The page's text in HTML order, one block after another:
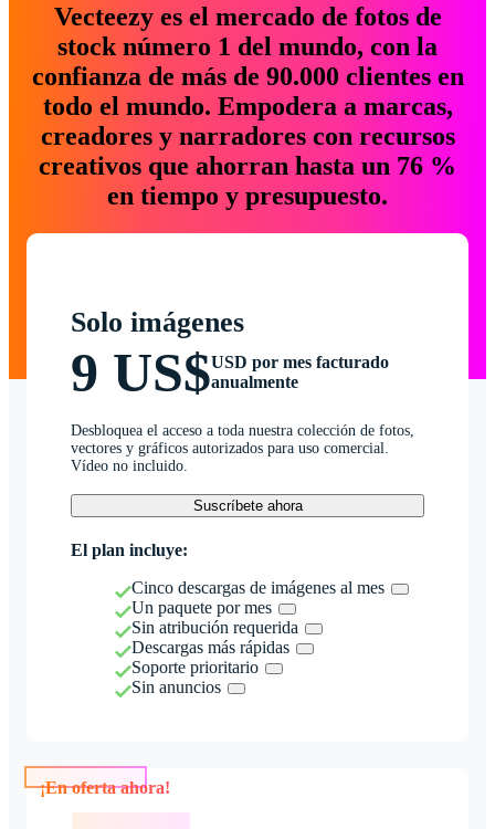
Vecteezy es el mercado de fotos de
stock número 1 del mundo, con la
confianza de más de 90.000 clientes en
todo el mundo. Empodera a marcas,
creadores y narradores con recursos
creativos que ahorran hasta un 76 %
en tiempo y presupuesto.
Solo imágenes
9 US$USD por mes facturado
anualmente
Desbloquea el acceso a toda nuestra colección de fotos,
vectores y gráficos autorizados para uso comercial.
Vídeo no incluido.
Suscríbete ahora
El plan incluye:
Cinco descargas de imágenes al mes
Un paquete por mes
Sin atribución requerida
Descargas más rápidas
Soporte prioritario
Sin anuncios